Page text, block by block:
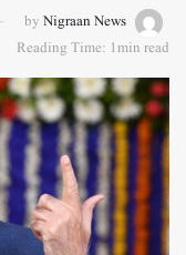
by Nigraan News
Reading Time: 1min read